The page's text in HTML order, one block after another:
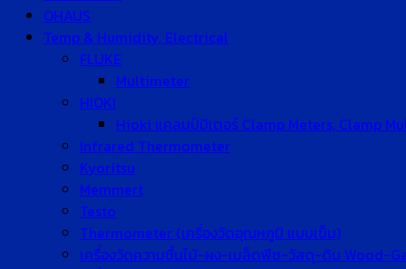
OHAUS
Temp & Humidity, Electrical
FLUKE
Multimeter
HIOKI
Hioki แคลมป์มิเตอร์ Clamp Meters, Clamp
Infrared Thermometer
Kyoritsu
Memmert
Testo
Thermometer (เครื่องวัดอุณหภูมิ แบบเข็ม)
เครื่องวัดความชื้นไม้-ผง-เมล็ดพืช-วัสดุ-ดิน Wood-